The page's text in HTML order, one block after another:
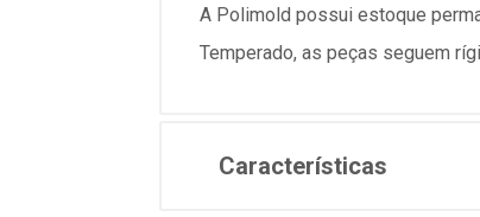
A Polimold possui estoque
Temperado, as peças seguem
Características